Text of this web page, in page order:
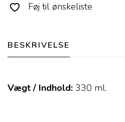
Føj til ønskeliste
BESKRIVELSE
Vægt / Indhold: 330 ml.